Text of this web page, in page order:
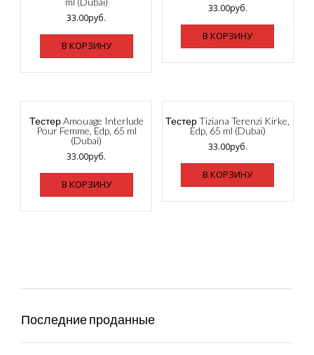
33.00руб.
В КОРЗИНУ
33.00руб.
В КОРЗИНУ
Тестер Amouage Interlude
Pour Femme, Edp, 65 ml
(Dubai)
33.00руб.
В КОРЗИНУ
Тестер Tiziana Terenzi Kirke,
Edp, 65 ml (Dubai)
33.00руб.
В КОРЗИНУ
Последние проданные